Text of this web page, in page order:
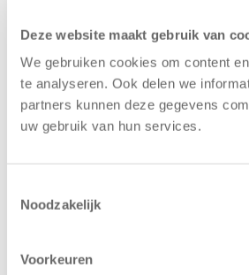
Deze website maakt gebruik van
We gebruiken cookies om content
te analyseren. Ook delen we
partners kunnen deze gegevens
uw gebruik van hun services.
Noodzakelijk
Voorkeuren